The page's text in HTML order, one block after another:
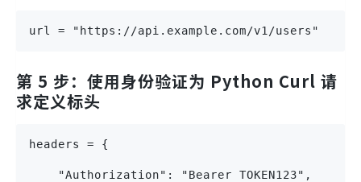
url = "https://api.example.com/v1/users"
第 5 步：使用身份验证为 Python Curl 请
求定义标头
headers = {
    "Authorization": "Bearer TOKEN123",